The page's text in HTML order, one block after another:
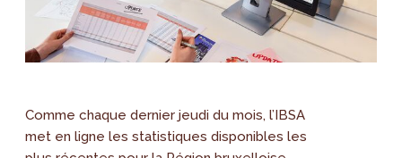
Comme chaque dernier jeudi du mois, l’IBSA
met en ligne les statistiques disponibles les